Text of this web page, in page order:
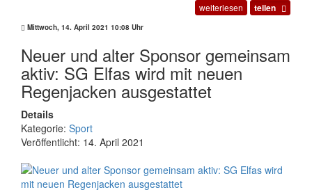
weiterlesen teilen
Mittwoch, 14. April 2021 10:08 Uhr
Neuer und alter Sponsor gemeinsam
aktiv: SG Elfas wird mit neuen
Regenjacken ausgestattet
Details
Kategorie: Sport
Veröffentlicht: 14. April 2021